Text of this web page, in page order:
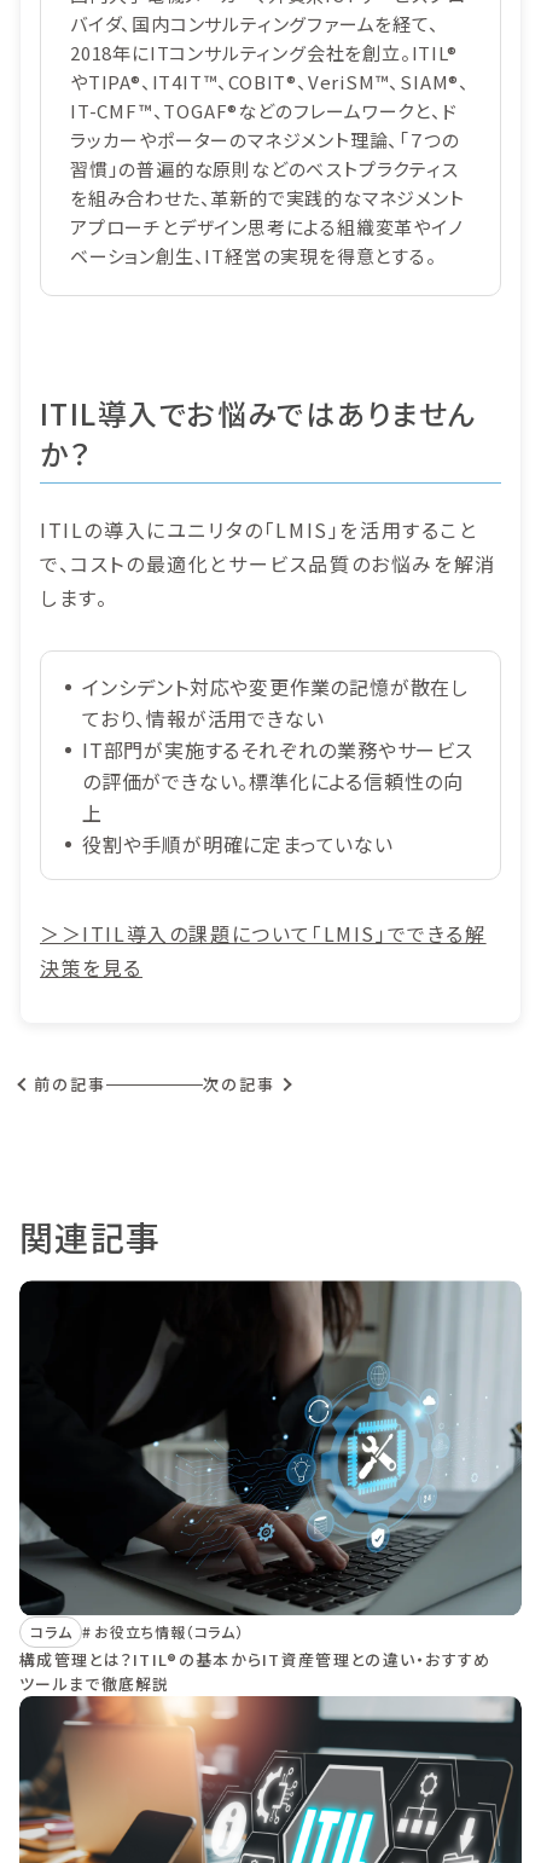
バイダ、国内コンサルティングファームを経て、
2018年にITコンサルティング会社を創立。ITIL®
やTIPA®、IT4IT™、COBIT®、VeriSM™、SIAM®、
IT-CMF™、TOGAF®などのフレームワークと、ド
ラッカーやポーターのマネジメント理論、「７つの
習慣」の普遍的な原則などのベストプラクティス
を組み合わせた、革新的で実践的なマネジメント
アプローチとデザイン思考による組織変革やイノ
ベーション創生、IT経営の実現を得意とする。
ITIL導入でお悩みではありません
か？
ITILの導入にユニリタの「LMIS」を活用すること
で、コストの最適化とサービス品質のお悩みを解消
します。
インシデント対応や変更作業の記憶が散在し
ており、情報が活用できない
IT部門が実施するそれぞれの業務やサービス
の評価ができない。標準化による信頼性の向
上
役割や手順が明確に定まっていない
＞＞ITIL導入の課題について「LMIS」でできる解
決策を見る
前の記事 次の記事
関連記事
コラム お役立ち情報（コラム）
構成管理とは？ITIL®の基本からIT資産管理との違い・おすすめ
ツールまで徹底解説